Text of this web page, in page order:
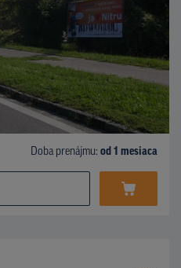
Doba prenájmu: od 1 mesiaca